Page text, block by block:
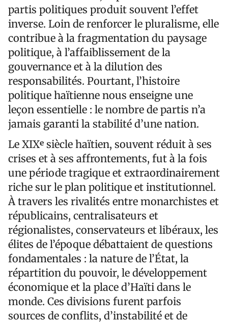
partis politiques produit souvent l’effet
inverse. Loin de renforcer le pluralisme, elle
contribue à la fragmentation du paysage
politique, à l’affaiblissement de la
gouvernance et à la dilution des
responsabilités. Pourtant, l’histoire
politique haïtienne nous enseigne une
leçon essentielle : le nombre de partis n’a
jamais garanti la stabilité d’une nation.
Le XIXᵉ siècle haïtien, souvent réduit à ses
crises et à ses affrontements, fut à la fois
une période tragique et extraordinairement
riche sur le plan politique et institutionnel.
À travers les rivalités entre monarchistes et
républicains, centralisateurs et
régionalistes, conservateurs et libéraux, les
élites de l’époque débattaient de questions
fondamentales : la nature de l’État, la
répartition du pouvoir, le développement
économique et la place d’Haïti dans le
monde. Ces divisions furent parfois
sources de conflits, d’instabilité et de